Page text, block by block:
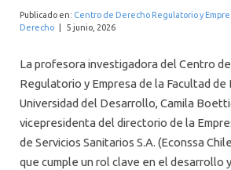
Publicado en: Centro de Derecho Regulatorio y
Derecho
5 junio, 2026
La profesora investigadora del Centro
Regulatorio y Empresa de la Facultad de
Universidad del Desarrollo, Camila
vicepresidenta del directorio de la
de Servicios Sanitarios S.A. (Econssa
que cumple un rol clave en el desarrollo